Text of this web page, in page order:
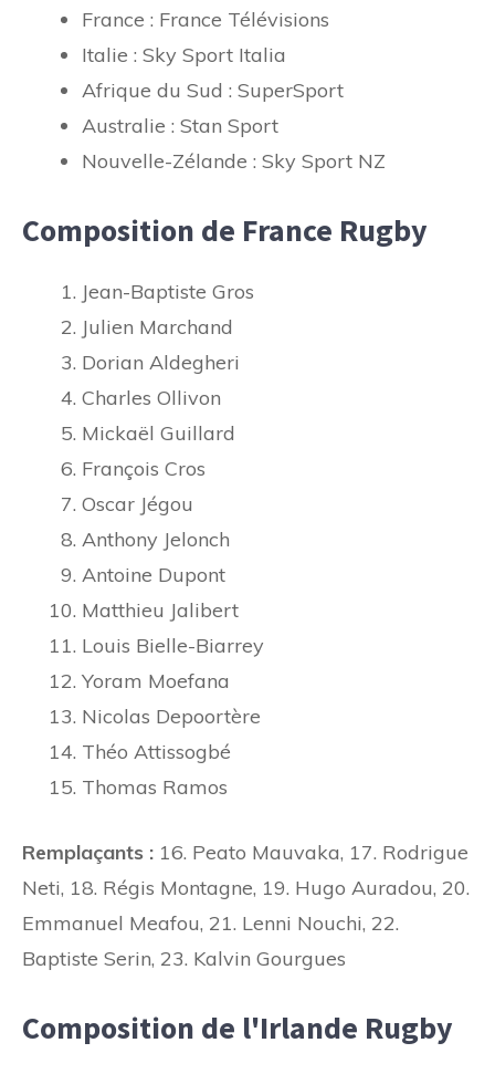
France : France Télévisions
Italie : Sky Sport Italia
Afrique du Sud : SuperSport
Australie : Stan Sport
Nouvelle-Zélande : Sky Sport NZ
Composition de France Rugby
Jean-Baptiste Gros
Julien Marchand
Dorian Aldegheri
Charles Ollivon
Mickaël Guillard
François Cros
Oscar Jégou
Anthony Jelonch
Antoine Dupont
Matthieu Jalibert
Louis Bielle-Biarrey
Yoram Moefana
Nicolas Depoortère
Théo Attissogbé
Thomas Ramos
Remplaçants : 16. Peato Mauvaka, 17. Rodrigue
Neti, 18. Régis Montagne, 19. Hugo Auradou, 20.
Emmanuel Meafou, 21. Lenni Nouchi, 22.
Baptiste Serin, 23. Kalvin Gourgues
Composition de l'Irlande Rugby